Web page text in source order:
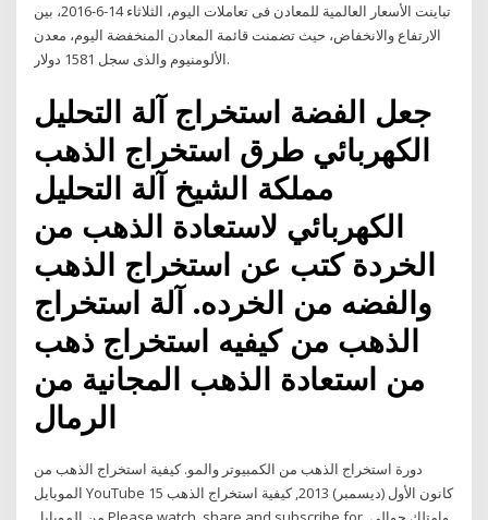
تباينت الأسعار العالمية للمعادن فى تعاملات اليوم، الثلاثاء 14-6-2016، بين
الارتفاع والانخفاض، حيث تضمنت قائمة المعادن المنخفضة اليوم، معدن
الألومنيوم والذى سجل 1581 دولار.
جعل الفضة استخراج آلة التحليل
الكهربائي طرق استخراج الذهب
مملكة الشيخ آلة التحليل
الكهربائي لاستعادة الذهب من
الخردة كتب عن استخراج الذهب
والفضه من الخرده. آلة استخراج
الذهب من كيفيه استخراج ذهب
من استعادة الذهب المجانية من
الرمال
دورة استخراج الذهب من الكمبيوتر والمو. كيفية استخراج الذهب من
الموبايل YouTube 15 كانون الأول (ديسمبر) 2013, كيفية استخراج الذهب